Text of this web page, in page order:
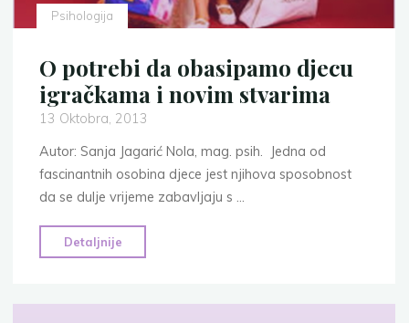
Psihologija
O potrebi da obasipamo djecu
igračkama i novim stvarima
13 Oktobra, 2013
Autor: Sanja Jagarić Nola, mag. psih. Jedna od
fascinantnih osobina djece jest njihova sposobnost
da se dulje vrijeme zabavljaju s …
Detaljnije
potrebi
obasipamo